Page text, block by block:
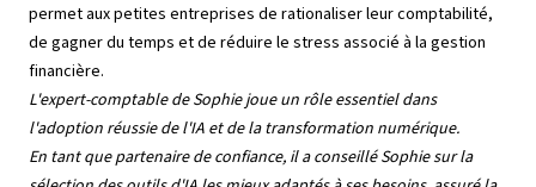
permet aux petites entreprises de rationaliser leur comptabilité,
de gagner du temps et de réduire le stress associé à la gestion
financière.
L'expert-comptable de Sophie joue un rôle essentiel dans
l'adoption réussie de l'IA et de la transformation numérique.
En tant que partenaire de confiance, il a conseillé Sophie sur la